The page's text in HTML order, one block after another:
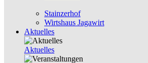
Stainzerhof
Wirtshaus Jagawirt
Aktuelles
Aktuelles